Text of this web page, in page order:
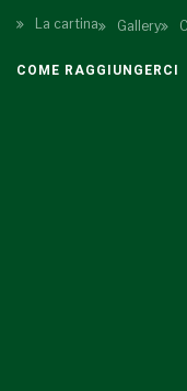
La cartina Gallery
COME RAGGIUNGERCI